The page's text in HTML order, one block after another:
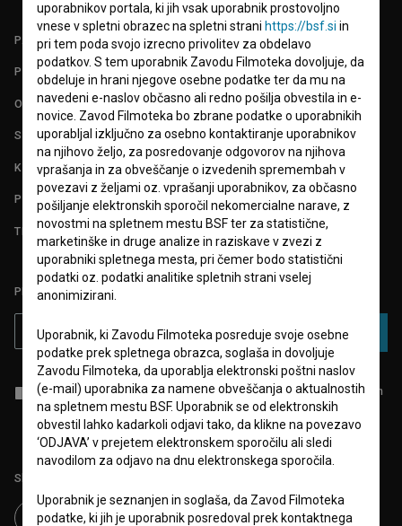
PARTNERJI
POGOJI UPORABE
O PROJEKTU
STATISTIKA
KONTAKT
POGOSTA VPRAŠANJA
TEST FUNKCIONALNOSTI
PRIJAVITE SE NA BSF NOVIČNIK:
PRIJAVA
Sprejemamsplošne pogojein dajemsoglasjeza zbiranje, hrambo in
obdelavo osebnih podatkov.
Sledite nam na:
uporabnikov portala, ki jih vsak uporabnik prostovoljno
vnese v spletni obrazec na spletni strani https://bsf.si in
pri tem poda svojo izrecno privolitev za obdelavo
podatkov. S tem uporabnik Zavodu Filmoteka dovoljuje, da
obdeluje in hrani njegove osebne podatke ter da mu na
navedeni e-naslov občasno ali redno pošilja obvestila in e-
novice. Zavod Filmoteka bo zbrane podatke o uporabnikih
uporabljal izključno za osebno kontaktiranje uporabnikov
na njihovo željo, za posredovanje odgovorov na njihova
vprašanja in za obveščanje o izvedenih spremembah v
povezavi z željami oz. vprašanji uporabnikov, za občasno
pošiljanje elektronskih sporočil nekomercialne narave, z
novostmi na spletnem mestu BSF ter za statistične,
marketinške in druge analize in raziskave v zvezi z
uporabniki spletnega mesta, pri čemer bodo statistični
podatki oz. podatki analitike spletnih strani vselej
anonimizirani.
Uporabnik, ki Zavodu Filmoteka posreduje svoje osebne
podatke prek spletnega obrazca, soglaša in dovoljuje
Zavodu Filmoteka, da uporablja elektronski poštni naslov
(e-mail) uporabnika za namene obveščanja o aktualnostih
na spletnem mestu BSF. Uporabnik se od elektronskih
obvestil lahko kadarkoli odjavi tako, da klikne na povezavo
‘ODJAVA’ v prejetem elektronskem sporočilu ali sledi
navodilom za odjavo na dnu elektronskega sporočila.
Uporabnik je seznanjen in soglaša, da Zavod Filmoteka
podatke, ki jih je uporabnik posredoval prek kontaktnega